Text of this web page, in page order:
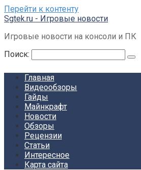
Перейти к контенту
Sgtek.ru - Игровые новости
Игровые новости на консоли и ПК
Поиск:
Главная
Видеообзоры
Гайды
Майнкрафт
Новости
Обзоры
Рецензии
Статьи
Интересное
Карта сайта